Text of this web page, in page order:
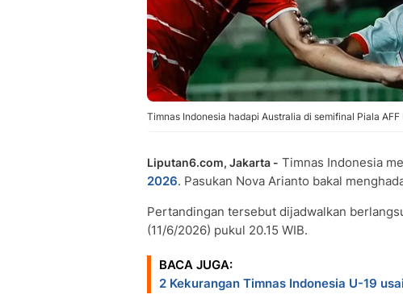
Timnas Indonesia hadapi Australia di semifinal Piala
Liputan6.com, Jakarta - Timnas Indonesia
2026. Pasukan Nova Arianto bakal
Pertandingan tersebut dijadwalkan
(11/6/2026) pukul 20.15 WIB.
BACA JUGA:
2 Kekurangan Timnas Indonesia U-19